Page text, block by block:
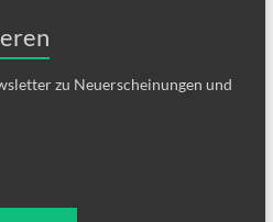
zu Neuerscheinungen und